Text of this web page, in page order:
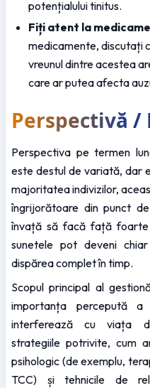
potențialului tinitus.
Fiți atent la
medicamente, discutați
vreunul dintre acestea
care ar putea afecta
Perspectivă /
Perspectiva pe termen
este destul de variată, dar
majoritatea indivizilor,
îngrijorătoare din punct
învață să facă față foarte
sunetele pot deveni
dispărea complet în timp.
Scopul principal al
importanța percepută
interferează cu viața
strategiile potrivite, cum
psihologic (de exemplu,
TCC) și tehnicile de